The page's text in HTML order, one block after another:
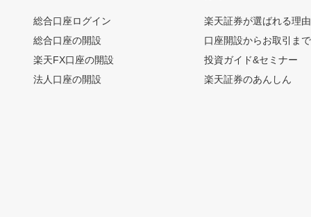
総合口座ログイン
総合口座の開設
楽天FX口座の開設
法人口座の開設
楽天証券が選ばれる理由
口座開設からお取引ま
投資ガイド&セミナー
楽天証券のあんしん